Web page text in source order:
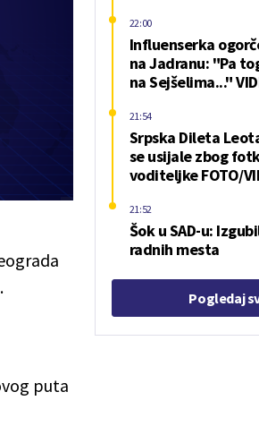
puta
Influenserka
na Jadranu: "Pa
na Sejšelima..."
22:00
Srpska Dileta
se usijale zbog
voditeljke FOTO/
21:54
Šok u SAD-u:
radnih mesta
21:52
Pogledaj